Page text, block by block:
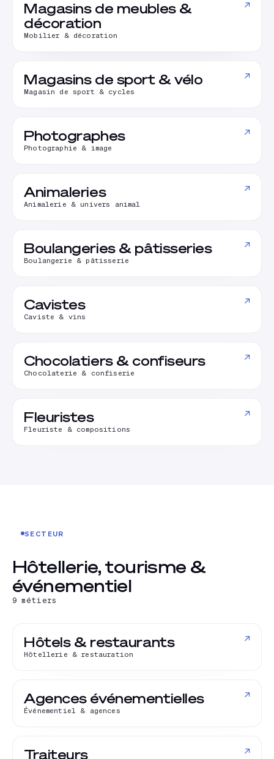
Magasins de meubles &
décoration
Mobilier & décoration
↗
Magasins de sport & vélo
Magasin de sport & cycles
↗
Photographes
Photographie & image
↗
Animaleries
Animalerie & univers animal
↗
Boulangeries & pâtisseries
Boulangerie & pâtisserie
↗
Cavistes
Caviste & vins
↗
Chocolatiers & confiseurs
Chocolaterie & confiserie
↗
Fleuristes
Fleuriste & compositions
↗
SECTEUR
Hôtellerie, tourisme &
événementiel
9 métiers
Hôtels & restaurants
Hôtellerie & restauration
↗
Agences événementielles
Événementiel & agences
↗
Traiteurs ↗